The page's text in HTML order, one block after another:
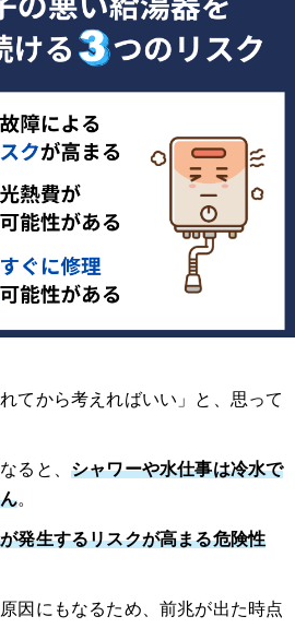
てから考えればいい」と、思って
ると、 シャワーや水仕事は冷水で
。
発生するリスクが高まる危険性
因にもなるため、前兆が出た時点